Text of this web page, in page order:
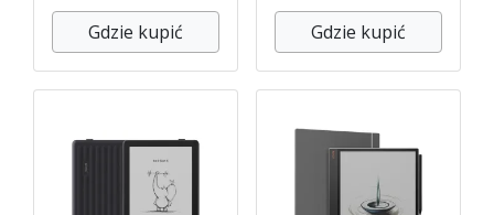
Gdzie kupić Gdzie kupić